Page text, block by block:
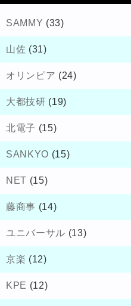
SAMMY (33)
山佐 (31)
オリンピア (24)
大都技研 (19)
北電子 (15)
SANKYO (15)
NET (15)
藤商事 (14)
ユニバーサル (13)
京楽 (12)
KPE (12)